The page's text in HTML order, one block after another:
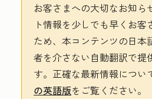
お客さまへの大切なお知ら
ト情報を少しでも早くお客
ため、本コンテンツの日本
者を介さない自動翻訳で提
す。 正確な最新情報につい
の英語版をご覧ください。